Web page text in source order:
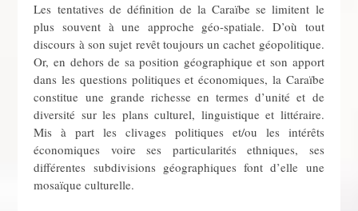
Les tentatives de définition de la Caraïbe se limitent le
plus souvent à une approche géo-spatiale. D’où tout
discours à son sujet revêt toujours un cachet géopolitique.
Or, en dehors de sa position géographique et son apport
dans les questions politiques et économiques, la Caraïbe
constitue une grande richesse en termes d’unité et de
diversité sur les plans culturel, linguistique et littéraire.
Mis à part les clivages politiques et/ou les intérêts
économiques voire ses particularités ethniques, ses
différentes subdivisions géographiques font d’elle une
mosaïque culturelle.